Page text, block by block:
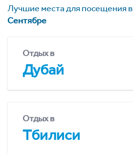
Лучшие места для посещения в
Сентябре
Отдых в
Дубай
Отдых в
Тбилиси